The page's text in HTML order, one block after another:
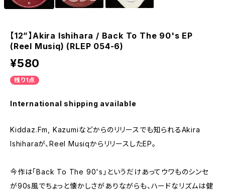
【12”】Akira Ishihara / Back To The 90's EP
(Reel Musiq) (RLEP 054-6)
¥580
残り1点
International shipping available
Kiddaz.Fm, Kazumiなどからのリリースでも知られるAkira
Ishiharaが、Reel MusiqからリリースしたEP。
今作は「Back To The 90's」というだけあってウワものシンセ
が90s風でちょっと懐かしさがありながらも、ハードなリズムは健